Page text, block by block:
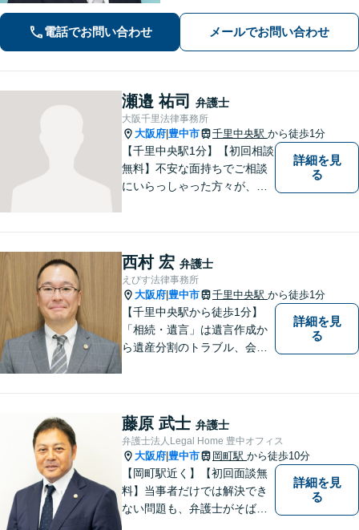
請求／面会交流など【相続・遺言】相
続放棄／遺産分割調停など【電話・メ
ール相談初回無料】【休日夜間対応
可】
電話でお問い合わせ メールでお問い合わせ
瀬邉 祐司 弁護士
大阪千里法律事務所
大阪府 豊中市 千里中央駅 から徒歩1分
【千里中央駅1分】【初回相談
無料】不安な面持ちでご相談
にいらっしゃった方々が、少
善の法的手段を選択し、終局
的解決に至るよう全力でサポ
ートいたします。
詳細を見
る
西村 宏 弁護士
えびす法律事務所
大阪府 豊中市 千里中央駅 から徒歩1分
【千里中央駅から徒歩1分】
「相続・遺言」は遺言作成か
ら遺産分割のトラブル、会社
【初回相談30分無料】
詳細を見
る
藤原 武士 弁護士
弁護士法人Legal Home 豊中オフィス
大阪府 豊中市 岡町駅 から徒歩10分
【岡町駅近く】【初回面談無
料】当事者だけでは解決でき
ない問題も、弁護士がそばに
詳細を見
る